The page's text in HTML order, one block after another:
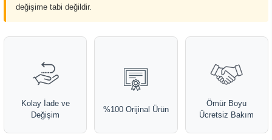
değişime tabi değildir.
Kolay İade ve
Değişim
%100 Orijinal Ürün
Ömür Boyu
Ücretsiz Bakım